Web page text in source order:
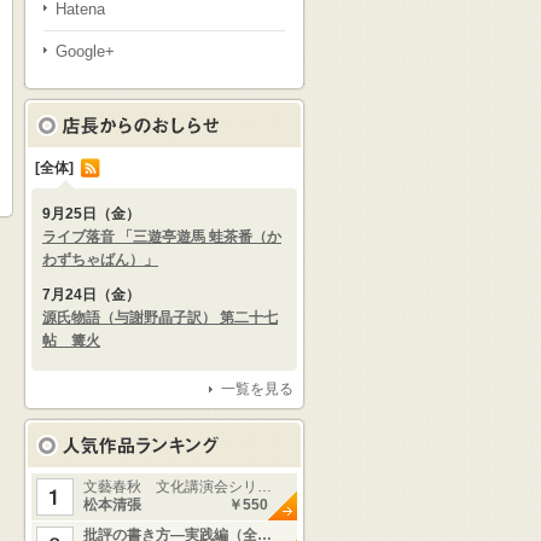
Hatena
Google+
[全体]
9月25日（金）
ライブ落音 「三遊亭遊馬 蛙茶番（か
わずちゃばん）」
7月24日（金）
源氏物語（与謝野晶子訳） 第二十七
帖 篝火
一覧を見る
文藝春秋 文化講演会シリ…
松本清張
￥550
批評の書き方—実践編（全…